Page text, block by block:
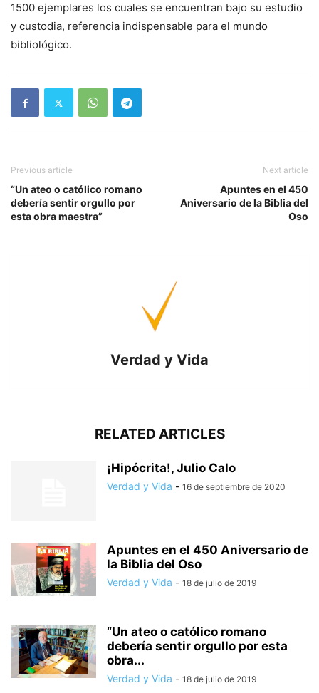
1500 ejemplares los cuales se encuentran bajo su estudio
y custodia, referencia indispensable para el mundo
bibliológico.
Previous article
“Un ateo o católico romano
debería sentir orgullo por
esta obra maestra”
Next article
Apuntes en el 450
Aniversario de la Biblia del
Oso
Verdad y Vida
RELATED ARTICLES
¡Hipócrita!, Julio Calo
Verdad y Vida - 16 de septiembre de 2020
Apuntes en el 450 Aniversario de
la Biblia del Oso
Verdad y Vida - 18 de julio de 2019
“Un ateo o católico romano
debería sentir orgullo por esta
obra...
Verdad y Vida - 18 de julio de 2019